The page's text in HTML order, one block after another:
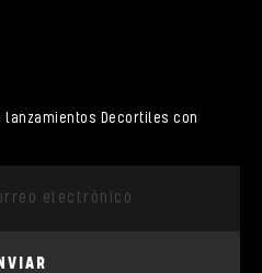
lanzamientos Decortiles con